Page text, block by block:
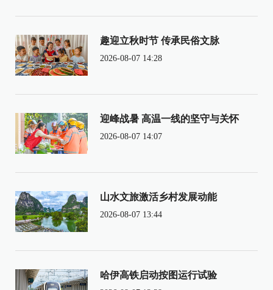
趣迎立秋时节 传承民俗文脉
2026-08-07 14:28
迎峰战暑 高温一线的坚守与关怀
2026-08-07 14:07
山水文旅激活乡村发展动能
2026-08-07 13:44
哈伊高铁启动按图运行试验